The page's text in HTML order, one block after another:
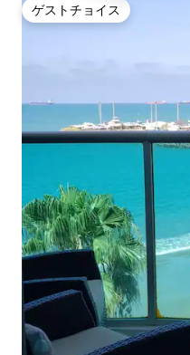
ゲストチョイス
ゲストチョイス